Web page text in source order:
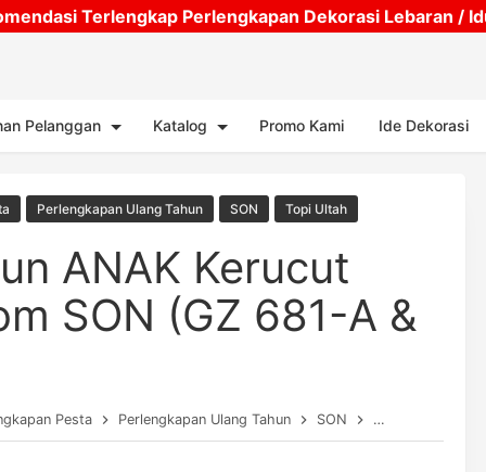
Skip to main content
Terlengkap Perlengkapan Dekorasi Lebaran /
Pelanggan Katalog Promo Kami Ide Dekorasi
Perlengkapan Ulang Tahun SON Topi Ultah
ANAK Kerucut
SON (GZ 681-A &
Pesta Perlengkapan Ulang Tahun SON Topi Ultah